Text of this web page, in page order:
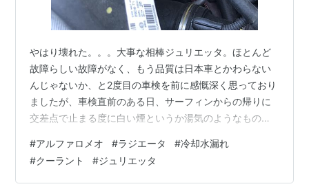
やはり壊れた。。。大事な相棒ジュリエッタ。ほとんど
故障らしい故障がなく、もう品質は日本車とかわらない
んじゃないか、と2度目の車検を前に感慨深く思っており
ましたが、車検直前のある日、サーフィンからの帰りに
交差点で止まる度に白い煙というか湯気のようなものが
だからかなぁ、なんて思い込もうと思ってましたがどん
なに寒くてもこの4年以上の間ボンネットから湯気なんか
今までたったことなんかなかったのでやはりおかしいと
#アルファロメオ #ラジエータ #冷却水漏れ
#クーラント #ジュリエッタ